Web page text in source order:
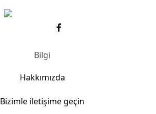
Bilgi
Hakkımızda
Bizimle iletişime geçin